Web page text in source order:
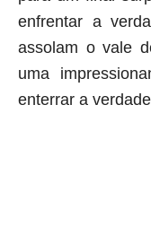
enfrentar a
assolam o vale
uma
enterrar a